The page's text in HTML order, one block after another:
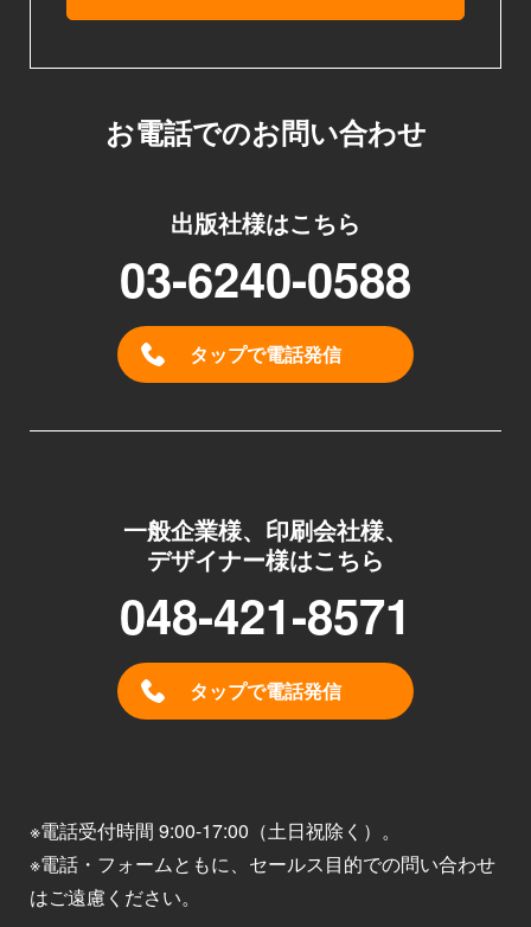
お電話でのお問い合わせ
出版社様はこちら
03-6240-0588
タップで電話発信
一般企業様、印刷会社様、
デザイナー様はこちら
048-421-8571
タップで電話発信
※電話受付時間 9:00-17:00（土日祝除く）。
※電話・フォームともに、セールス目的での問い合わせ
はご遠慮ください。